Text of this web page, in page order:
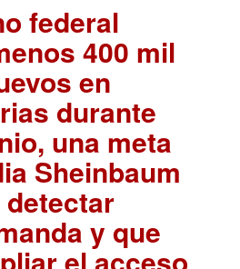
federal
400 mil
en
durante
una meta
Sheinbaum
y que
el acceso